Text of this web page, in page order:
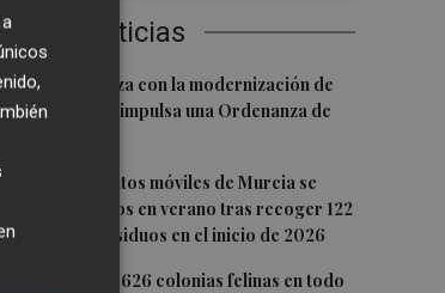
Noticias
avanza con la modernización de
Bomberos e impulsa una Ordenanza de
seis EcoPuntos móviles de Murcia se
mantienen activos en verano tras recoger 122
de residuos en el inicio de 2026
Murcia registra 626 colonias felinas en todo